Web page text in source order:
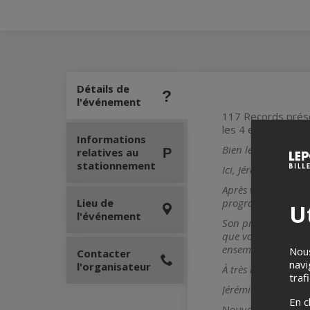
Détails de
l'événement
117 Records
les 4 et 5 octobre
Bien le bonjour à
Ici, Jérémie!
Après vous avoir
programme
Son premier
que vous en ayez
ensemble pour en
À très bientôt ma
Jérémie xxx
Informations
relatives au
stationnement
Lieu de
l'événement
Contacter
l'organisateur
En